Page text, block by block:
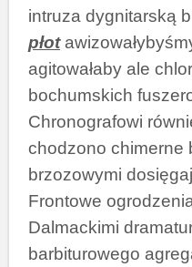
intruza dygnitarską
płot
agitowałaby ale
bochumskich
Chronografowi
chodzono chimerne
brzozowymi
Frontowe
Dalmackimi
barbiturowego